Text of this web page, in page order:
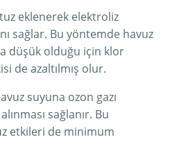
eklenerek elektroliz
sağlar. Bu yöntemde havuz
düşük olduğu için klor
de azaltılmış olur.
suyuna ozon gazı
sağlanır. Bu
etkileri de minimum